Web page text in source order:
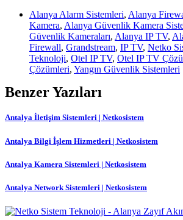
Alanya Alarm Sistemleri, Alanya
Kamera, Alanya Güvenlik Kamera
Güvenlik Kameraları, Alanya IP TV,
Firewall, Grandstream, IP TV, Netko
Teknoloji, Otel IP TV, Otel IP TV
Çözümleri, Yangın Güvenlik Sistemleri
Benzer Yazıları
Antalya İletişim Sistemleri | Netkosistem
Antalya Bilgi İşlem Hizmetleri | Netkosistem
Antalya Kamera Sistemleri | Netkosistem
Antalya Network Sistemleri | Netkosistem